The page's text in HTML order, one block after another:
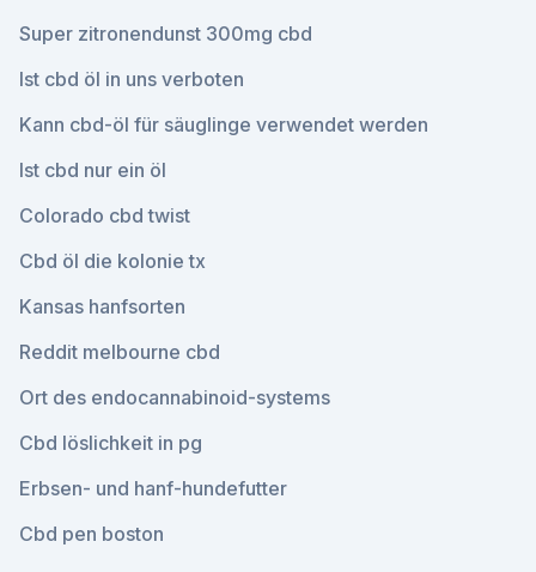
Super zitronendunst 300mg cbd
Ist cbd öl in uns verboten
Kann cbd-öl für säuglinge verwendet werden
Ist cbd nur ein öl
Colorado cbd twist
Cbd öl die kolonie tx
Kansas hanfsorten
Reddit melbourne cbd
Ort des endocannabinoid-systems
Cbd löslichkeit in pg
Erbsen- und hanf-hundefutter
Cbd pen boston